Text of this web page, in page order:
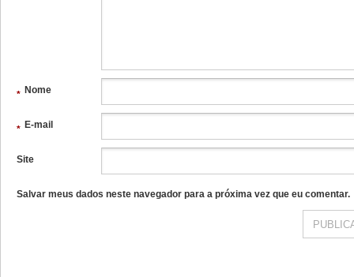
Nome
*
E-mail
*
Site
Salvar meus dados neste navegador para a próxima vez que eu comentar.